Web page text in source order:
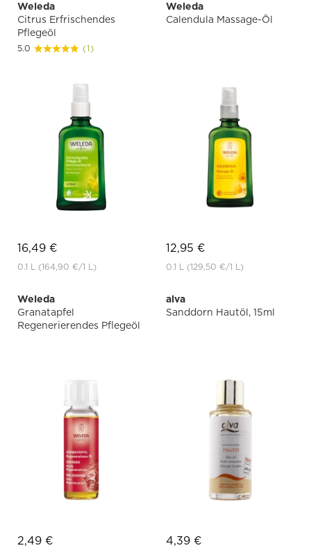
Weleda
Citrus Erfrischendes
Pflegeöl
5.0 (1)
16,49 €
0.1 L (164,90 €/1 L)
Weleda
Calendula Massage-Öl
12,95 €
0.1 L (129,50 €/1 L)
Weleda
Granatapfel
Regenerierendes Pflegeöl
2,49 €
alva
Sanddorn Hautöl, 15ml
4,39 €